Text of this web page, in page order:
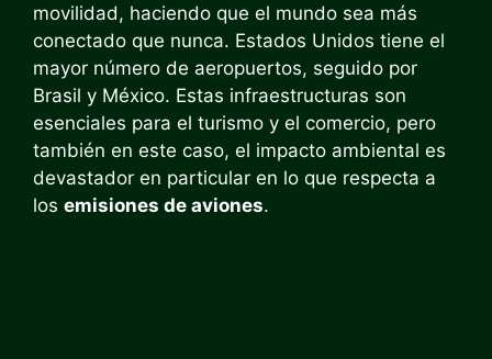
movilidad, haciendo que el mundo sea más
conectado que nunca. Estados Unidos tiene el
mayor número de aeropuertos, seguido por
Brasil y México. Estas infraestructuras son
esenciales para el turismo y el comercio, pero
también en este caso, el impacto ambiental es
devastador en particular en lo que respecta a
los emisiones de aviones.